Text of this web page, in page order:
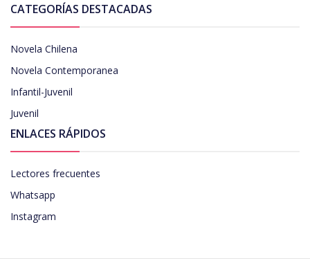
CATEGORÍAS DESTACADAS
Novela Chilena
Novela Contemporanea
Infantil-Juvenil
Juvenil
ENLACES RÁPIDOS
Lectores frecuentes
Whatsapp
Instagram